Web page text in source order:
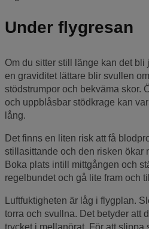
Under flygresan
Om du sitter still länge kan det
en graviditet lättare blir svullen
stödstrumpor och bekväma skor.
och uppblåsbar stödkrage kan
lång.
Det finns en liten risk att få
stillasittande och den risken ökar
Boka plats intill mittgången och
regelbundet och gå lite fram och
Luftfuktigheten är låg i flygplan.
torra och svullna. Det betyder att
trycket i mellanörat. För att slippa